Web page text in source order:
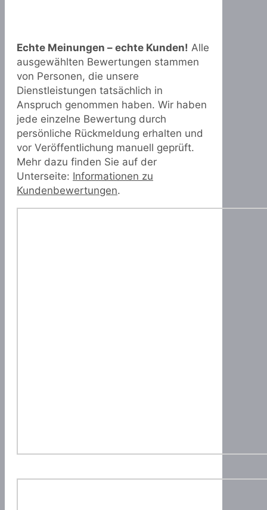
Echte Meinungen – echte Kunden! Alle
ausgewählten Bewertungen stammen
von Personen, die unsere
Dienstleistungen tatsächlich in
Anspruch genommen haben. Wir haben
jede einzelne Bewertung durch
persönliche Rückmeldung erhalten und
vor Veröffentlichung manuell geprüft.
Mehr dazu finden Sie auf der
Unterseite: Informationen zu
Kundenbewertungen.